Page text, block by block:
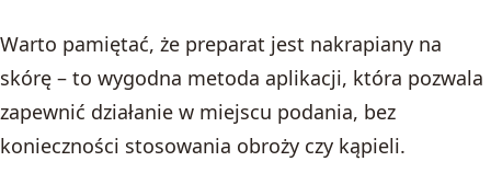
Warto pamiętać, że preparat jest nakrapiany na
skórę – to wygodna metoda aplikacji, która pozwala
zapewnić działanie w miejscu podania, bez
konieczności stosowania obroży czy kąpieli.